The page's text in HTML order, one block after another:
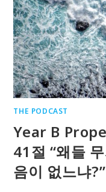
THE PODCAST
Year B
41절 “왜들
음이 없느냐?”